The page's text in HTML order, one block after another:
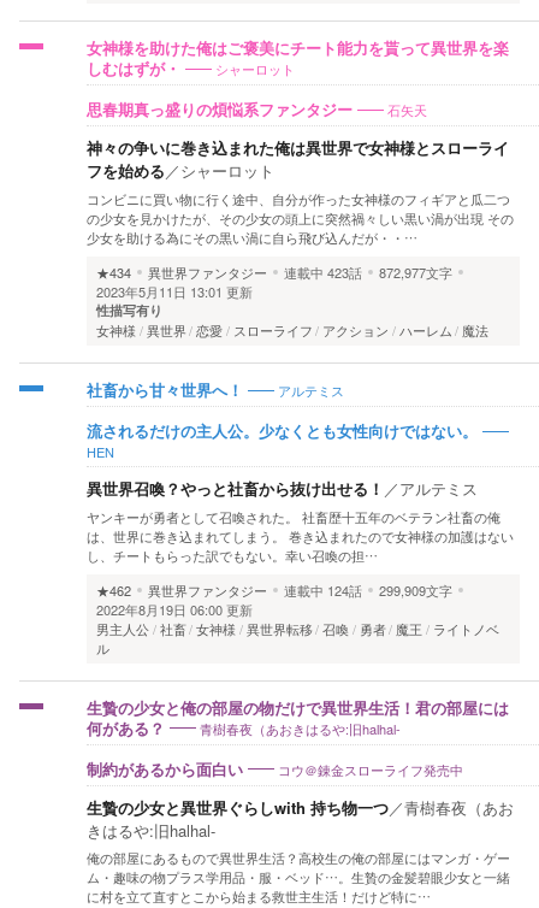
女神様を助けた俺はご褒美にチート能力を貰って異世界を楽
しむはずが・
シャーロット
思春期真っ盛りの煩悩系ファンタジー 石矢天
神々の争いに巻き込まれた俺は異世界で女神様とスローライ
フを始める／シャーロット
コンビニに買い物に行く途中、自分が作った女神様のフィギアと瓜二つ
の少女を見かけたが、その少女の頭上に突然禍々しい黒い渦が出現 その
少女を助ける為にその黒い渦に自ら飛び込んだが・・…
★434
異世界ファンタジー 連載中 423話
872,977文字
2023年5月11日 13:01 更新
性描写有り
女神様 異世界 恋愛 スローライフ アクション ハーレム 魔法
社畜から甘々世界へ！ アルテミス
流されるだけの主人公。少なくとも女性向けではない。
HEN
異世界召喚？やっと社畜から抜け出せる！ ／アルテミス
ヤンキーが勇者として召喚された。 社畜歴十五年のベテラン社畜の俺
は、世界に巻き込まれてしまう。 巻き込まれたので女神様の加護はない
し、チートもらった訳でもない。幸い召喚の担…
★462
異世界ファンタジー 連載中 124話
299,909文字
2022年8月19日 06:00 更新
男主人公 社畜 女神様 異世界転移 召喚 勇者 魔王
ライトノベ
ル
生贄の少女と俺の部屋の物だけで異世界生活！君の部屋には
何がある？
青樹春夜（あおきはるや:旧halhal-
制約があるから面白い コウ＠錬金スローライフ発売中
生贄の少女と異世界ぐらしwith 持ち物一つ／青樹春夜（あお
きはるや:旧halhal-
俺の部屋にあるもので異世界生活？高校生の俺の部屋にはマンガ・ゲー
ム・趣味の物プラス学用品・服・ベッド…。生贄の金髪碧眼少女と一緒
に村を立て直すとこから始まる救世主生活！だけど特に…